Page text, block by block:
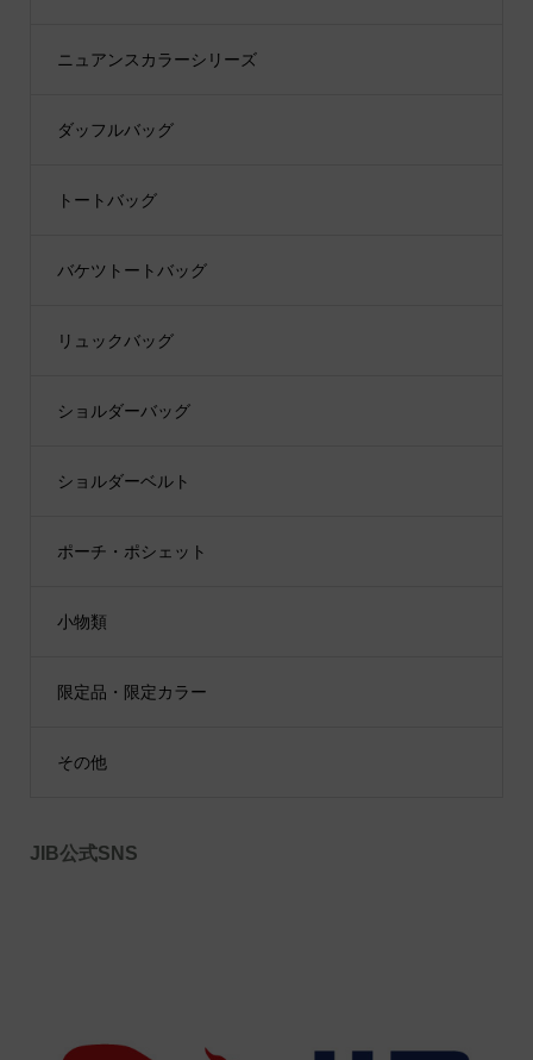
ニュアンスカラーシリーズ
ダッフルバッグ
トートバッグ
バケツトートバッグ
リュックバッグ
ショルダーバッグ
ショルダーベルト
ポーチ・ポシェット
小物類
限定品・限定カラー
その他
JIB公式SNS